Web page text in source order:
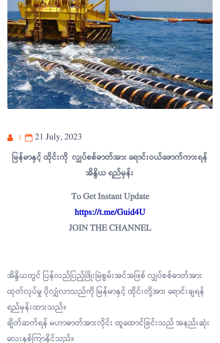
21 July, 2023
မြန်မာနှင့် ထိုင်းကို လျှပ်စစ်ဓာတ်အား ရောင်းဝယ်ဖောက်ကားရန်
အိန္ဒိယ ရည်မှန်း
To Get Instant Update
https://t.me/Guid4U
JOIN THE CHANNEL
အိန္ဒိယတွင် ပြန်လည်ပြည့်ဖြိုးမြဲစွမ်းအင်အဖြစ် လျှပ်စစ်ဓာတ်အား
ထုတ်လုပ်မှု ပိုလျှံလာသည်ကို မြန်မာနှင့် ထိုင်းတို့အား ရောင်းချရန်
ရည်မှန်းထားသည်။
ချိတ်ဆက်ရန် မဟာဓာတ်အားလိုင်း ထူထောင်ခြင်းသည် အနည်းဆုံး
လေးနှစ်ကြာနိုင်သည်။